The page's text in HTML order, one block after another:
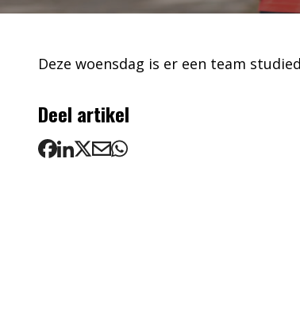
Deze woensdag is er een team
Deel artikel